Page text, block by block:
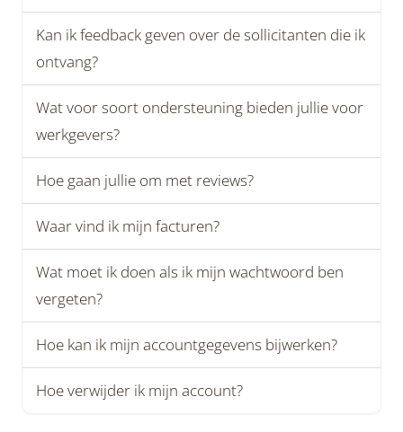
Kan ik feedback geven over de sollicitanten die ik
ontvang?
Wat voor soort ondersteuning bieden jullie voor
werkgevers?
Hoe gaan jullie om met reviews?
Waar vind ik mijn facturen?
Wat moet ik doen als ik mijn wachtwoord ben
vergeten?
Hoe kan ik mijn accountgegevens bijwerken?
Hoe verwijder ik mijn account?